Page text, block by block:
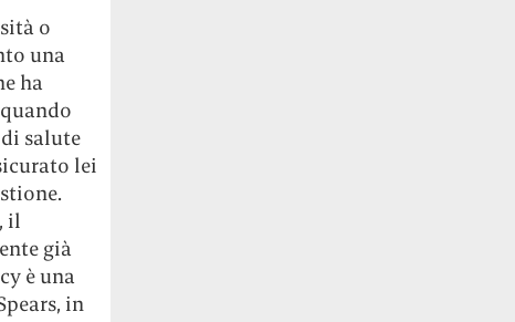
o
una
ha
salute
lei
il
già
è una
in